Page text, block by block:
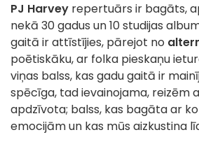
PJ Harvey repertuārs ir bagāts,
nekā 30 gadus un 10 studijas
gaitā ir attīstījies, pārejot no
poētiskāku, ar folka pieskaņu
viņas balss, kas gadu gaitā ir
spēcīga, tad ievainojama, reizēm
apdzīvota; balss, kas bagāta ar
emocijām un kas mūs aizkustina